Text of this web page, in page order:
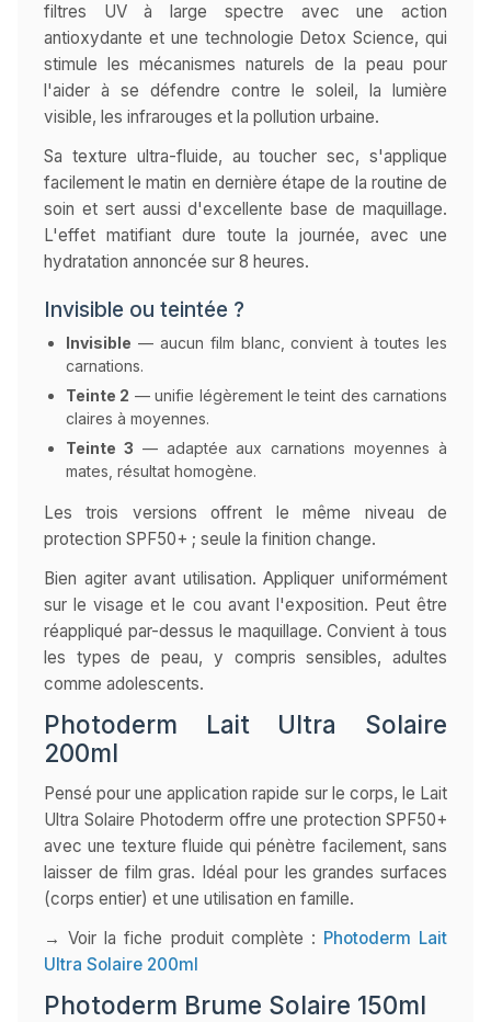
filtres UV à large spectre avec une action
antioxydante et une technologie Detox Science, qui
stimule les mécanismes naturels de la peau pour
l'aider à se défendre contre le soleil, la lumière
visible, les infrarouges et la pollution urbaine.
Sa texture ultra-fluide, au toucher sec, s'applique
facilement le matin en dernière étape de la routine de
soin et sert aussi d'excellente base de maquillage.
L'effet matifiant dure toute la journée, avec une
hydratation annoncée sur 8 heures.
Invisible ou teintée ?
Invisible — aucun film blanc, convient à toutes les
carnations.
Teinte 2 — unifie légèrement le teint des carnations
claires à moyennes.
Teinte 3 — adaptée aux carnations moyennes à
mates, résultat homogène.
Les trois versions offrent le même niveau de
protection SPF50+ ; seule la finition change.
Bien agiter avant utilisation. Appliquer uniformément
sur le visage et le cou avant l'exposition. Peut être
réappliqué par-dessus le maquillage. Convient à tous
les types de peau, y compris sensibles, adultes
comme adolescents.
Photoderm Lait Ultra Solaire
200ml
Pensé pour une application rapide sur le corps, le Lait
Ultra Solaire Photoderm offre une protection SPF50+
avec une texture fluide qui pénètre facilement, sans
laisser de film gras. Idéal pour les grandes surfaces
(corps entier) et une utilisation en famille.
→ Voir la fiche produit complète : Photoderm Lait
Ultra Solaire 200ml
Photoderm Brume Solaire 150ml